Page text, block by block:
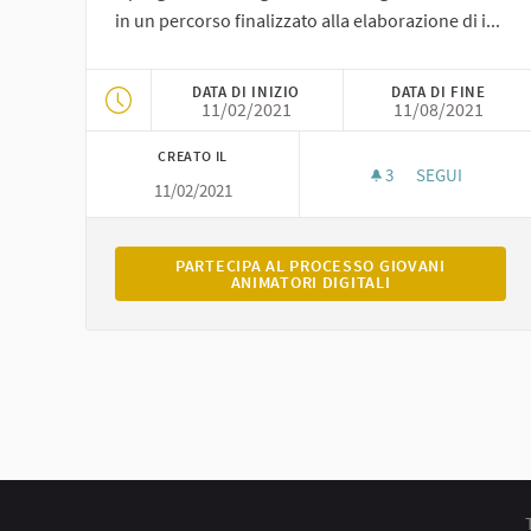
in un percorso finalizzato alla elaborazione di i...
DATA DI INIZIO
11/02/2021
DATA DI FINE
11/08/2021
CREATO IL
11/02/2021
3 3 SOSTENITORI
SEGUI
PARTECIPA AL PROCESSO GIOVANI
PARTECIPA AL PROCESSO GIOVANI
ANIMATORI DIGITALI